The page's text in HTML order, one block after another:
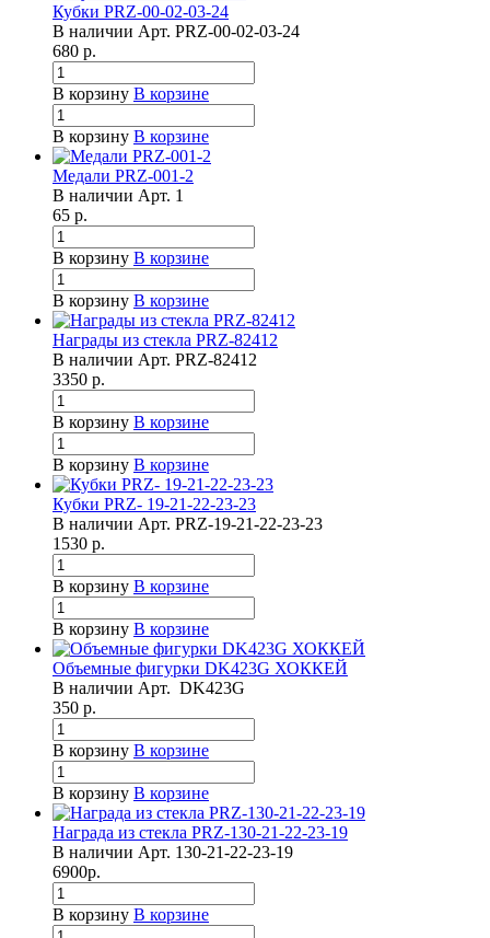
Кубки PRZ-00-02-03-24
В наличии Арт. PRZ-00-02-03-24
680 р.
В корзину В корзине
В корзину В корзине
Медали PRZ-001-2
В наличии Арт. 1
65 р.
В корзину В корзине
В корзину В корзине
Награды из стекла PRZ-82412
В наличии Арт. PRZ-82412
3350 р.
В корзину В корзине
В корзину В корзине
Кубки PRZ- 19-21-22-23-23
В наличии Арт. PRZ-19-21-22-23-23
1530 р.
В корзину В корзине
В корзину В корзине
Объемные фигурки DK423G ХОККЕЙ
В наличии Арт. DK423G
350 р.
В корзину В корзине
В корзину В корзине
Награда из стекла PRZ-130-21-22-23-19
В наличии Арт. 130-21-22-23-19
6900р.
В корзину В корзине